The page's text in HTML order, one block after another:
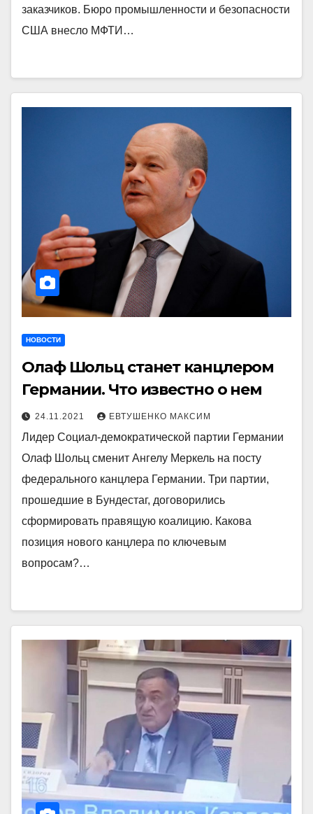
заказчиков. Бюро промышленности и безопасности
США внесло МФТИ…
НОВОСТИ
Олаф Шольц станет канцлером
Германии. Что известно о нем
24.11.2021 ЕВТУШЕНКО МАКСИМ
Лидер Социал-демократической партии Германии
Олаф Шольц сменит Ангелу Меркель на посту
федерального канцлера Германии. Три партии,
прошедшие в Бундестаг, договорились
сформировать правящую коалицию. Какова
позиция нового канцлера по ключевым
вопросам?…